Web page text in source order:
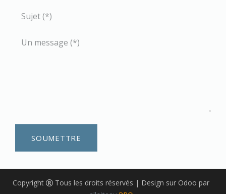
SOUMETTRE
Copyright
Tous les droits réservés | Design sur Odoo par